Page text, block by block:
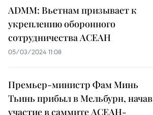
ADMM: Вьетнам призывает к
укреплению оборонного
сотрудничества АСЕАН
05/03/2024 11:08
Премьер-министр Фам Минь
Тьинь прибыл в Мельбурн, начав
участие в саммите АСЕАН-